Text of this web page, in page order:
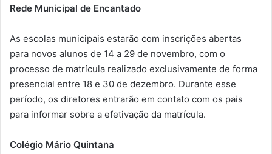
Rede Municipal de Encantado
As escolas municipais estarão com inscrições abertas
para novos alunos de 14 a 29 de novembro, com o
processo de matrícula realizado exclusivamente de forma
presencial entre 18 e 30 de dezembro. Durante esse
período, os diretores entrarão em contato com os pais
para informar sobre a efetivação da matrícula.
Colégio Mário Quintana